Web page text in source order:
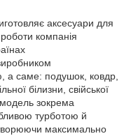
аксесуари для
компанія
а саме: подушок, ковдр,
білизни, свійської
зокрема
турботою й
максимально